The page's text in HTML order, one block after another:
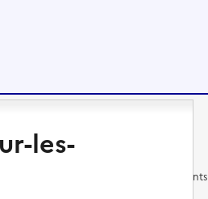
Les différents établissements
les-